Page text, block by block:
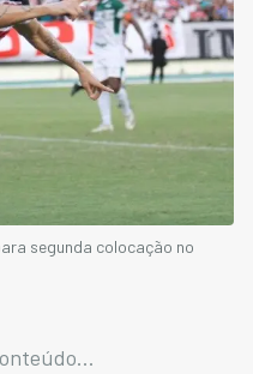
segunda colocação no